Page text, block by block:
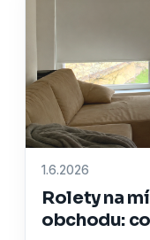
1.6.2026
Rolety na
obchodu: